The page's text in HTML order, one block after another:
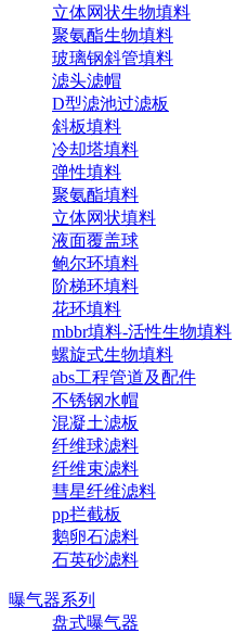
立体网状生物填料
聚氨酯生物填料
玻璃钢斜管填料
滤头滤帽
D型滤池过滤板
斜板填料
冷却塔填料
弹性填料
聚氨酯填料
立体网状填料
液面覆盖球
鲍尔环填料
阶梯环填料
花环填料
mbbr填料-活性生物填料
螺旋式生物填料
abs工程管道及配件
不锈钢水帽
混凝土滤板
纤维球滤料
纤维束滤料
彗星纤维滤料
pp拦截板
鹅卵石滤料
石英砂滤料
曝气器系列
盘式曝气器